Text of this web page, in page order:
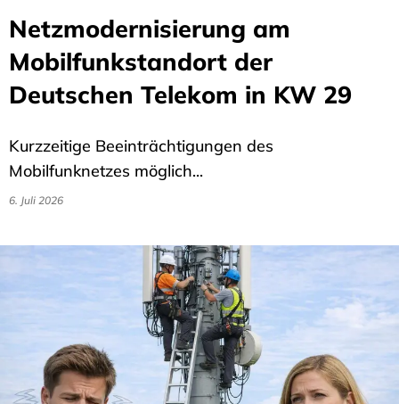
Netzmodernisierung am
Mobilfunkstandort der
Deutschen Telekom in KW 29
Kurzzeitige Beeinträchtigungen des
Mobilfunknetzes möglich...
6. Juli 2026